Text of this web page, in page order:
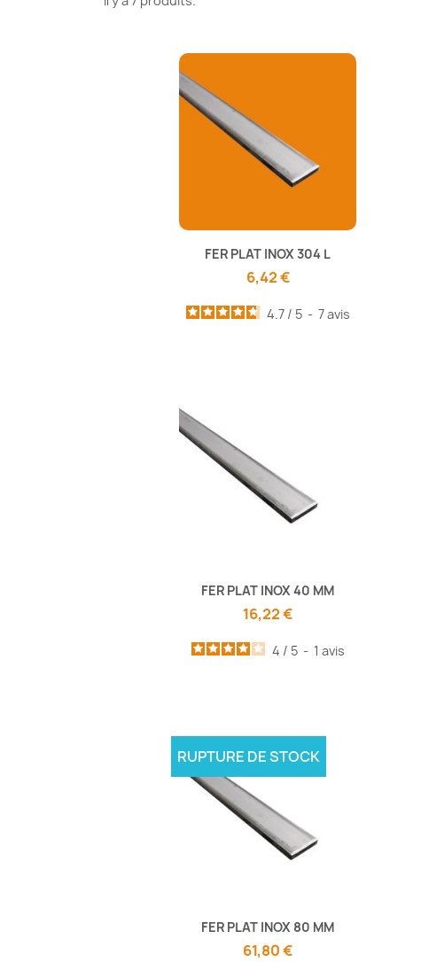
FER PLAT INOX 304 L
6,42 €
4.7 / 5 - 7avis
FER PLAT INOX 40 MM
16,22 €
4 / 5 - 1 avis
FER PLAT INOX 80 MM
61,80 €
RUPTURE DE STOCK